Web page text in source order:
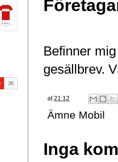
Befinner
gesällbrev.
at21:12
Ämne Mobil
Inga